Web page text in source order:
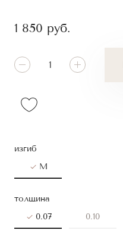
изгиб
M
толщина
0.07
0.10
1 850 руб.